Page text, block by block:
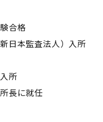
合格
日本監査法人）入所
所
長に就任